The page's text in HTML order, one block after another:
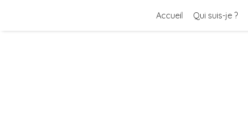
Accueil Qui suis-je ?